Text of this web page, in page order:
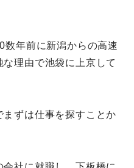
数年前に新潟からの高速
理由で池袋に上京して
ずは仕事を探すことか